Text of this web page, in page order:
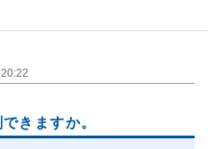
きますか。